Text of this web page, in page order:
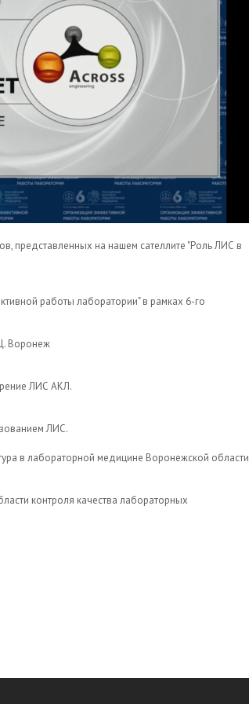
представленных на нашем сателлите "Роль ЛИС в
работы лаборатории" в рамках 6-го
Воронеж
ЛИС АКЛ.
ЛИС.
в лабораторной медицине Воронежской области
контроля качества лабораторных